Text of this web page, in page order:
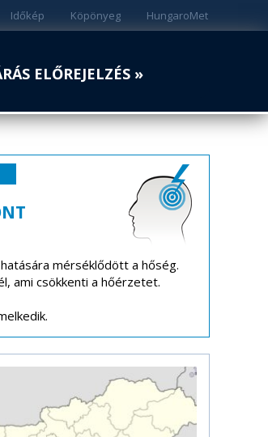
HungaroMet
Köpönyeg
Időkép
ELŐREJELZÉS »
mérséklődött a hőség.
ami csökkenti a hőérzetet.